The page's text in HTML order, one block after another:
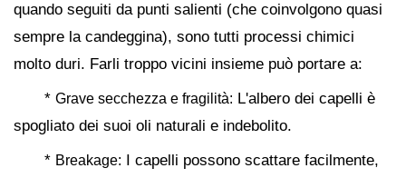
quando seguiti da punti salienti (che coinvolgono quasi
sempre la candeggina), sono tutti processi chimici
molto duri. Farli troppo vicini insieme può portare a:
* Grave secchezza e fragilità: L'albero dei capelli è
spogliato dei suoi oli naturali e indebolito.
* Breakage: I capelli possono scattare facilmente,